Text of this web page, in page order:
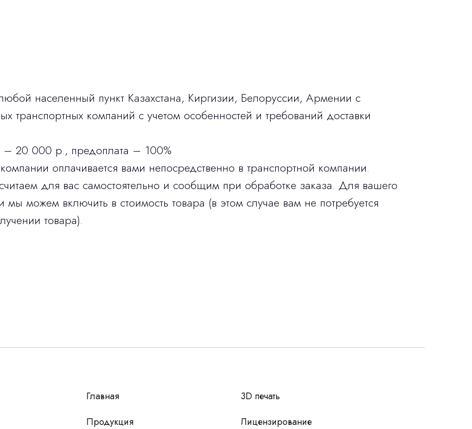
населенный пункт Казахстана, Киргизии, Белоруссии, Армении с
транспортных компаний с учетом особенностей и требований доставки
– 20 000 р., предоплата – 100%
оплачивается вами непосредственно в транспортной компании.
для вас самостоятельно и сообщим при обработке заказа. Для вашего
мы можем включить в стоимость товара (в этом случае вам не потребуется
товара).
Остались вопросы
чтобы мы
Главная
Продукция
3D печать
Лицензирование